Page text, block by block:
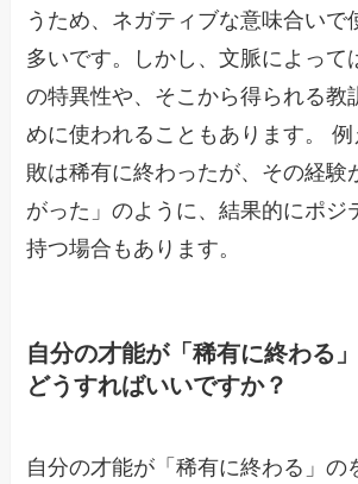
うため、ネガティブな意味合いで
多いです。しかし、文脈によって
の特異性や、そこから得られる教
めに使われることもあります。
敗は稀有に終わったが、その経験
がった」のように、結果的にポジ
持つ場合もあります。
自分の才能が「稀有に終わる
どうすればいいですか？
自分の才能が「稀有に終わる」の